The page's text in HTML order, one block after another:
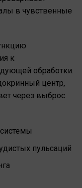
в чувственные
к
обработки.
центр,
через выброс
пульсаций